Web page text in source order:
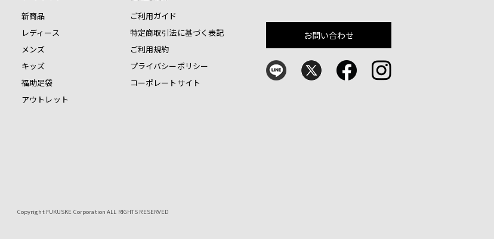
新商品
レディース
メンズ
キッズ
福助足袋
アウトレット
ご利用ガイド
特定商取引法に基づく表記
ご利用規約
プライバシーポリシー
コーポレートサイト
お問い合わせ
Copyright FUKUSKE Corporation ALL RIGHTS RESERVED